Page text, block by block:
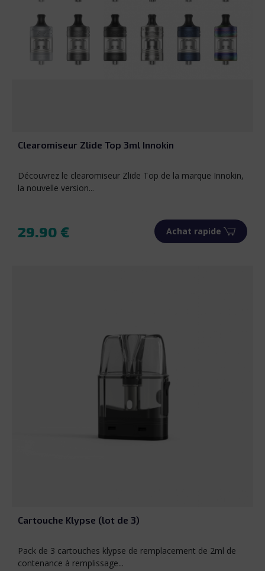
Clearomiseur Zlide Top 3ml Innokin
Découvrez le clearomiseur Zlide Top de la marque Innokin,
la nouvelle version...
Prix
29.90 € Achat rapide
Cartouche Klypse (lot de 3)
Pack de 3 cartouches klypse de remplacement de 2ml de
contenance à remplissage...